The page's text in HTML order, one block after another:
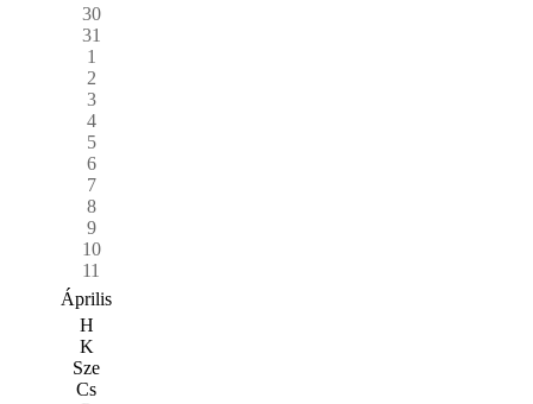
30
31
1
2
3
4
5
6
7
8
9
10
11
Április
H
K
Sze
Cs